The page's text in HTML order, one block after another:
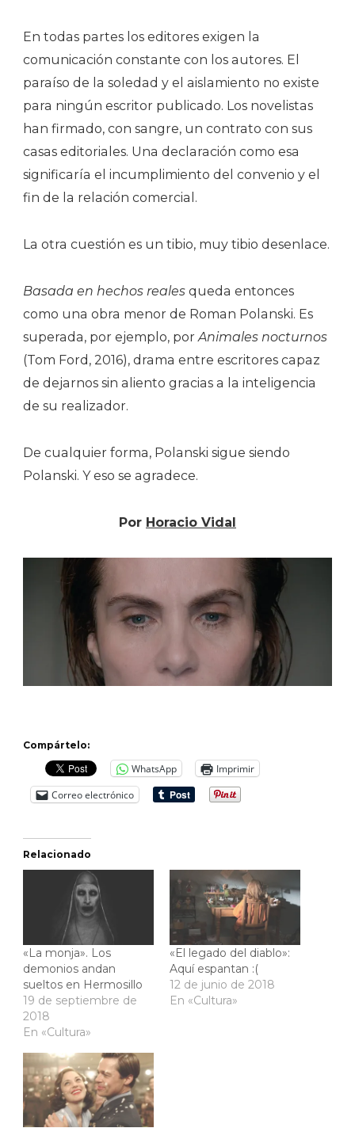
En todas partes los editores exigen la
comunicación constante con los autores. El
paraíso de la soledad y el aislamiento no existe
para ningún escritor publicado. Los novelistas
han firmado, con sangre, un contrato con sus
casas editoriales. Una declaración como esa
significaría el incumplimiento del convenio y el
fin de la relación comercial.
La otra cuestión es un tibio, muy tibio desenlace.
Basada en hechos reales queda entonces
como una obra menor de Roman Polanski. Es
superada, por ejemplo, porAnimales nocturnos
(Tom Ford, 2016), drama entre escritores capaz
de dejarnos sin aliento gracias a la inteligencia
de su realizador.
De cualquier forma, Polanski sigue siendo
Polanski. Y eso se agradece.
Por Horacio Vidal
Compártelo:
WhatsApp
Imprimir
Correo electrónico
Relacionado
«La monja». Los
demonios andan
sueltos en Hermosillo
19 de septiembre de
2018
En «Cultura»
«El legado del diablo»:
Aquí espantan :(
12 de junio de 2018
En «Cultura»